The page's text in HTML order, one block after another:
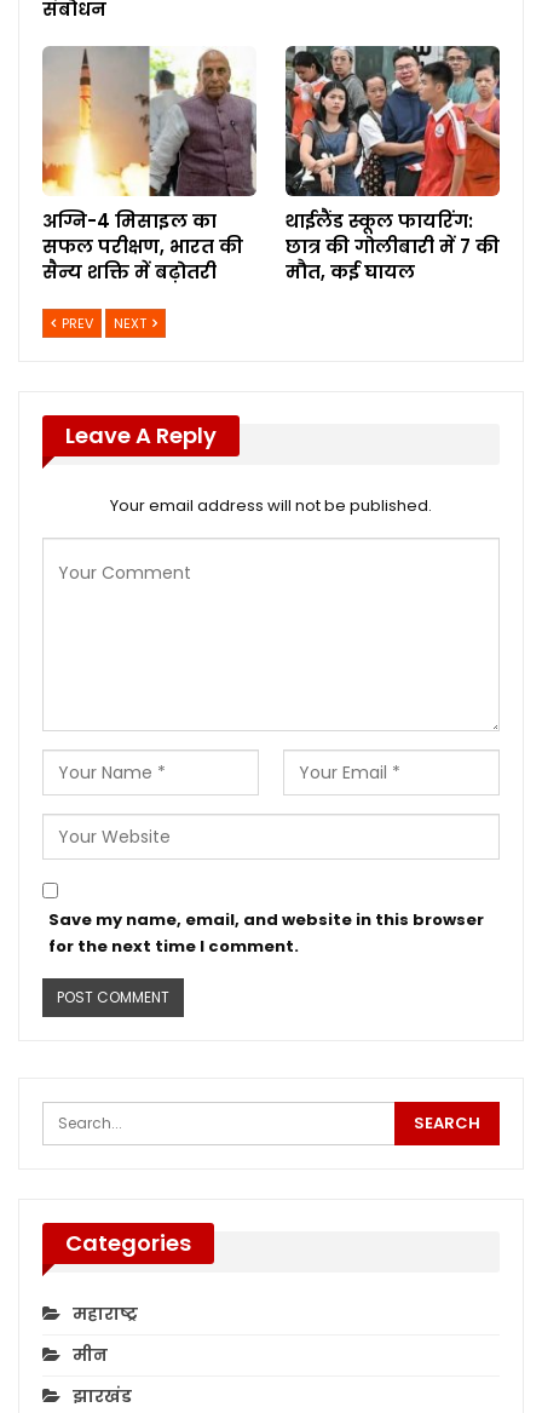
संबोधन
अग्नि-4 मिसाइल का
सफल परीक्षण, भारत की
सैन्य शक्ति में बढ़ोतरी
थाईलैंड स्कूल फायरिंग:
छात्र की गोलीबारी में 7 की
मौत, कई घायल
PREV NEXT
Leave A Reply
Your email address will not be published.
Save my name, email, and website in this browser
for the next time I comment.
Categories
महाराष्ट्र
मीन
झारखंड